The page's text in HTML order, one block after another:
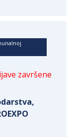
završene